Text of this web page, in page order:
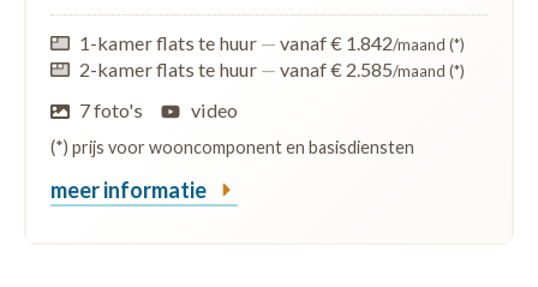
1-kamer flats te huur — vanaf € 1.842/maand (*)
2-kamer flats te huur — vanaf € 2.585/maand (*)
7 foto's video
(*) prijs voor wooncomponent en basisdiensten
meer informatie